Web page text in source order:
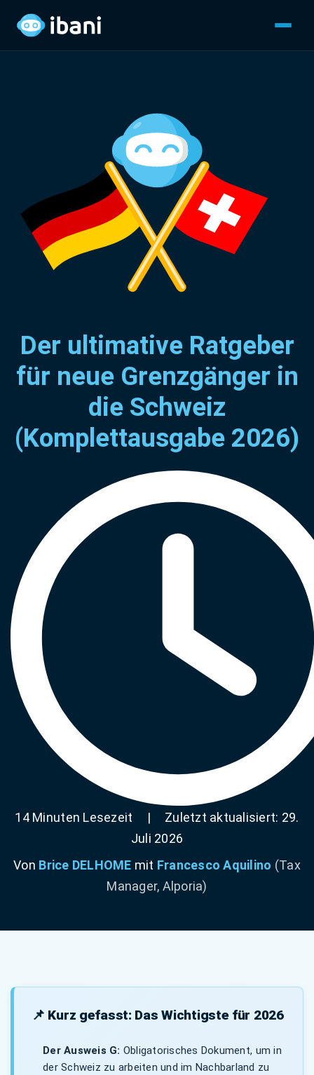
Der ultimative Ratgeber
für neue Grenzgänger in
die Schweiz
(Komplettausgabe 2026)
14 Minuten Lesezeit |
Zuletzt aktualisiert: 29.
Juli 2026
Von Brice DELHOME mit Francesco Aquilino (Tax
Manager, Alporia)
📌 Kurz gefasst: Das Wichtigste für 2026
Der Ausweis G: Obligatorisches Dokument, um in
der Schweiz zu arbeiten und im Nachbarland zu